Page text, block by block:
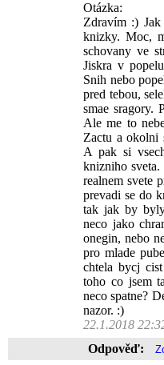
Otázka:
Zdravím :) Jak
knizky. Moc,
schovany ve
Jiskra v
Snih nebo
pred tebou,
smae sragory.
Ale me to
Zactu a okolni
A pak si
knizniho
realnem svete
prevadi se do
tak jak by
neco jako
onegin, nebo
pro mlade
chtela bycj
toho co jsem
neco spatne?
nazor. :)
22.1.2018
Odpověď: